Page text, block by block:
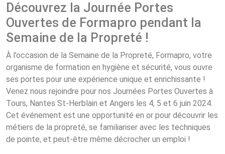
Découvrez la Journée Portes
Ouvertes de Formapro pendant la
Semaine de la Propreté !
À l’occasion de la Semaine de la Propreté, Formapro, votre
organisme de formation en hygiène et sécurité, vous ouvre
ses portes pour une expérience unique et enrichissante !
Venez nous rejoindre pour nos Journées Portes Ouvertes à
Tours, Nantes St-Herblain et Angers les 4, 5 et 6 juin 2024.
Cet événement est une opportunité en or pour découvrir les
métiers de la propreté, se familiariser avec les techniques
de pointe, et peut-être même décrocher un emploi !